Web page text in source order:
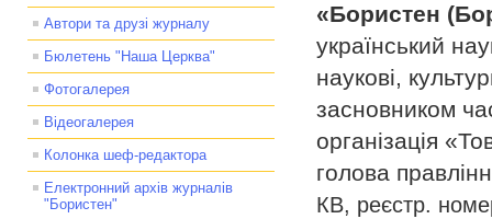
Автори та друзі журналу
Бюлетень "Наша Церква"
Фотогалерея
Відеогалерея
Колонка шеф-редактора
Електронний архів журналів
"Бористен"
«Бористен
український
наукові,
засновником
організація
голова
КВ, реєстр.